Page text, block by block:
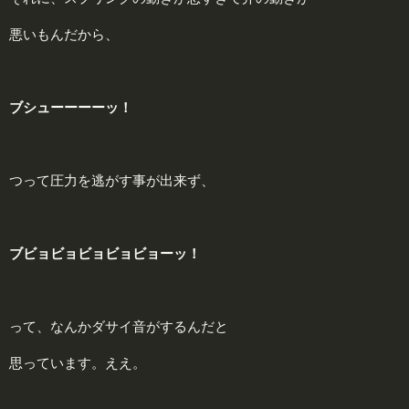
悪いもんだから、
ブシューーーーッ！
つって圧力を逃がす事が出来ず、
ブビョビョビョビョビョーッ！
って、なんかダサイ音がするんだと
思っています。ええ。